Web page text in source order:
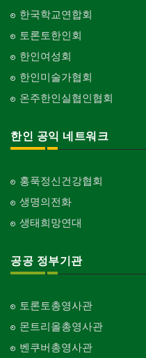
한국학교연합회
토론토한인회
한인여성회
한인미술가협회
온주한인실협인협회
한인 공익 네트워크
홍푹정신건강협회
생명의전화
생태희망연대
공공 정부기관
토론토총영사관
몬트리올총영사관
벤쿠버총영사관